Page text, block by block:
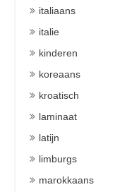
italiaans
italie
kinderen
koreaans
kroatisch
laminaat
latijn
limburgs
marokkaans